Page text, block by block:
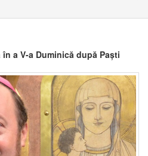
a V-a Duminică după Paști